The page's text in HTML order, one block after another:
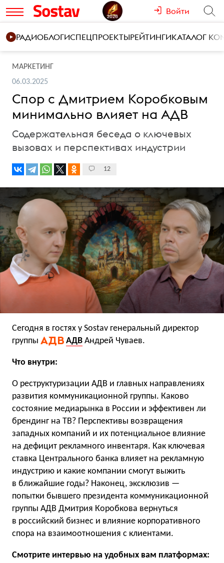
Войти
РАДИОБЛОГИСПЕЦПРОЕКТЫРЕЙТИНГИКАТАЛОГ
МАРКЕТИНГ
06.03.2025
Спор с Дмитрием Коробковым
минимально влияет на АДВ
Содержательная беседа о ключевых
вызовах и перспективах индустрии
12
Сегодня в гостях у Sostav генеральный директор
группы
АДВ Андрей Чуваев.
Что внутри:
О реструктуризации АДВ и главных направлениях
развития коммуникационной группы. Каково
состояние медиарынка в России и эффективен ли
брендинг на ТВ? Перспективы возвращения
западных компаний и их потенциальное влияние
на дефицит рекламного инвентаря. Как ключевая
ставка Центрального банка влияет на рекламную
индустрию и какие компании смогут выжить
в ближайшие годы? Наконец, эксклюзив —
попытки бывшего президента коммуникационной
группы АДВ Дмитрия Коробкова вернуться
в российский бизнес и влияние корпоративного
спора на взаимоотношения с клиентами.
Смотрите интервью на удобных вам платформах: